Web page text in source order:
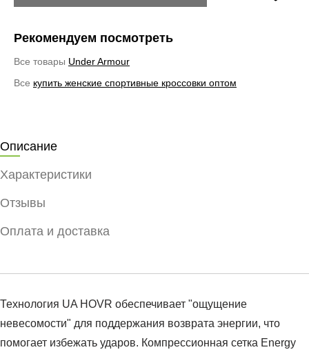
Рекомендуем посмотреть
Все товары Under Armour
Все купить женские спортивные кроссовки оптом
Описание
Характеристики
Отзывы
Оплата и доставка
Технология UA HOVR обеспечивает "ощущение
невесомости" для поддержания возврата энергии, что
помогает избежать ударов. Компрессионная сетка Energy